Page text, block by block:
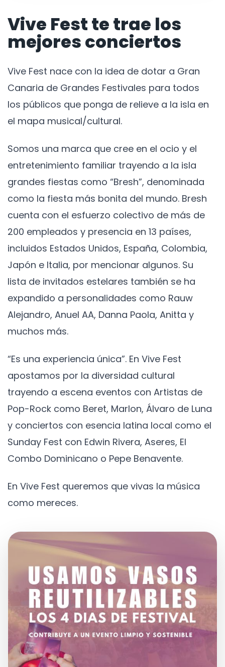
Vive Fest te trae los
mejores conciertos
Vive Fest nace con la idea de dotar a Gran
Canaria de Grandes Festivales para todos
los públicos que ponga de relieve a la isla en
el mapa musical/cultural.
Somos una marca que cree en el ocio y el
entretenimiento familiar trayendo a la isla
grandes fiestas como “Bresh”, denominada
como la fiesta más bonita del mundo. Bresh
cuenta con el esfuerzo colectivo de más de
200 empleados y presencia en 13 países,
incluidos Estados Unidos, España, Colombia,
Japón e Italia, por mencionar algunos. Su
lista de invitados estelares también se ha
expandido a personalidades como Rauw
Alejandro, Anuel AA, Danna Paola, Anitta y
muchos más.
“Es una experiencia única”. En Vive Fest
apostamos por la diversidad cultural
trayendo a escena eventos con Artistas de
Pop-Rock como Beret, Marlon, Álvaro de Luna
y conciertos con esencia latina local como el
Sunday Fest con Edwin Rivera, Aseres, El
Combo Dominicano o Pepe Benavente.
En Vive Fest queremos que vivas la música
como mereces.